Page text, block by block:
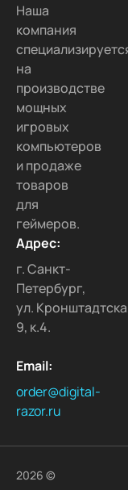
Наша
компания
на
производстве
мощных
игровых
компьютеров
и продаже
товаров
для
геймеров.
Адрес:
г. Санкт-
Петербург,
ул.
9, к.4.
Email:
order@digital-
razor.ru
2026 ©